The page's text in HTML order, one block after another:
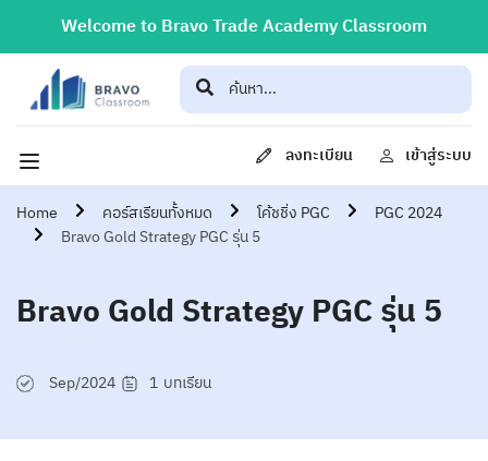
Welcome to Bravo Trade Academy Classroom
ลงทะเบียน เข้าสู่ระบบ
Home คอร์สเรียนทั้งหมด โค้ชชิ่ง PGC
PGC 2024
Bravo Gold Strategy PGC รุ่น 5
Bravo Gold Strategy PGC รุ่น 5
Sep/2024 1 บทเรียน